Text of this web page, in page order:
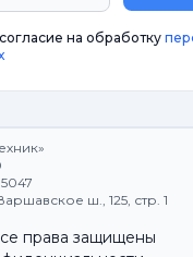
на обработку
ш., 125, стр. 1
права защищены